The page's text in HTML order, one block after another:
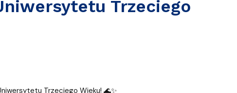
Trzeciego
Trzeciego Wieku! 🌊✨